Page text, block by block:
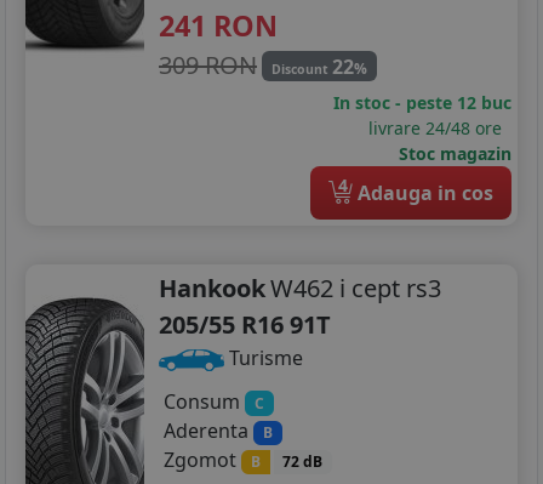
241 RON
309 RON Discount 22%
In stoc - peste 12 buc
livrare 24/48 ore
Stoc magazin
4 Adauga in cos
HankookW462 i cept rs3
205/55 R16 91T
Turisme
Consum
C
Aderenta B
Zgomot B 72 dB